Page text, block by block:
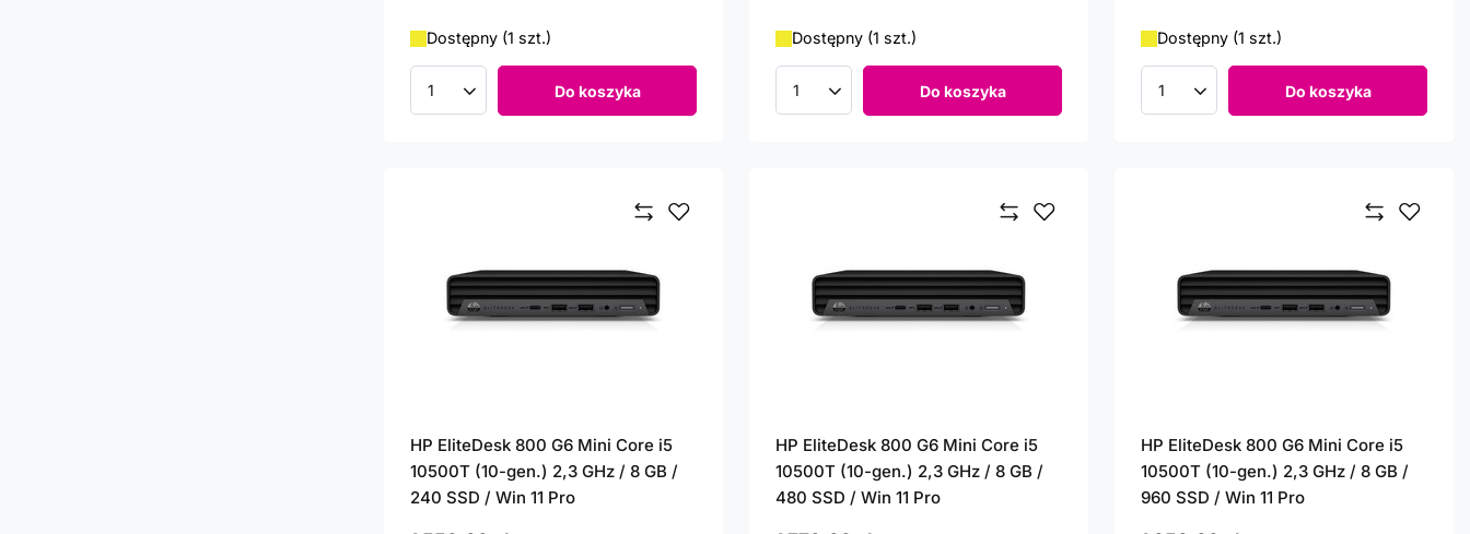
Dostępny (1 szt.)
Ilość produktów Do koszyka
Dostępny (1 szt.)
Ilość produktów Do koszyka
Dostępny (1 szt.)
Ilość produktów Do koszyka
HP EliteDesk 800 G6 Mini Core i5
10500T (10-gen.) 2,3 GHz / 8 GB /
240 SSD / Win 11 Pro
HP EliteDesk 800 G6 Mini Core i5
10500T (10-gen.) 2,3 GHz / 8 GB /
480 SSD / Win 11 Pro
HP EliteDesk 800 G6 Mini Core i5
10500T (10-gen.) 2,3 GHz / 8 GB /
960 SSD / Win 11 Pro